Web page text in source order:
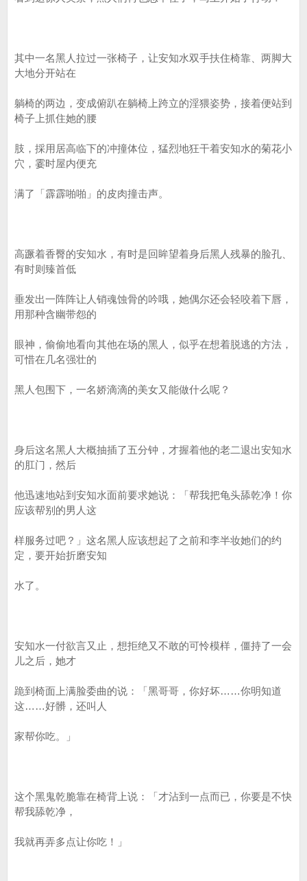
其中一名黑人拉过一张椅子，让安知水双手扶住椅靠、两脚大
大地分开站在
躺椅的两边，变成俯趴在躺椅上跨立的淫猥姿势，接着便站到
椅子上抓住她的腰
肢，採用居高临下的冲撞体位，猛烈地狂干着安知水的菊花小
穴，霎时屋内便充
满了「霹霹啪啪」的皮肉撞击声。
高蹶着香臀的安知水，有时是回眸望着身后黑人残暴的脸孔、
有时则臻首低
垂发出一阵阵让人销魂蚀骨的吟哦，她偶尔还会轻咬着下唇，
用那种含幽带怨的
眼神，偷偷地看向其他在场的黑人，似乎在想着脱逃的方法，
可惜在几名强壮的
黑人包围下，一名娇滴滴的美女又能做什么呢？
身后这名黑人大概抽插了五分钟，才握着他的老二退出安知水
的肛门，然后
他迅速地站到安知水面前要求她说：「帮我把龟头舔乾净！你
应该帮别的男人这
样服务过吧？」这名黑人应该想起了之前和李半妆她们的约
定，要开始折磨安知
水了。
安知水一付欲言又止，想拒绝又不敢的可怜模样，僵持了一会
儿之后，她才
跪到椅面上满脸委曲的说：「黑哥哥，你好坏……你明知道
这……好髒，还叫人
家帮你吃。」
这个黑鬼乾脆靠在椅背上说：「才沾到一点而已，你要是不快
帮我舔乾净，
我就再弄多点让你吃！」